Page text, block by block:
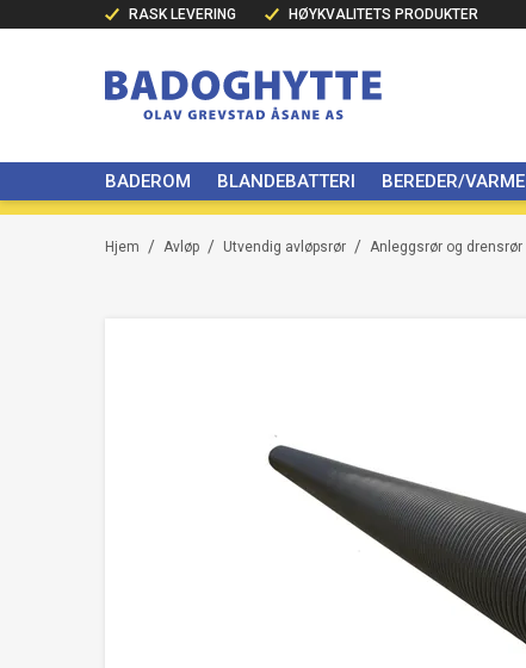
RASK LEVERING HØYKVALITETS PRODUKTER
BADEROM BLANDEBATTERI BEREDER/VARME
/
Hjem /
Avløp /
Utvendig avløpsrør Anleggsrør og drensrør